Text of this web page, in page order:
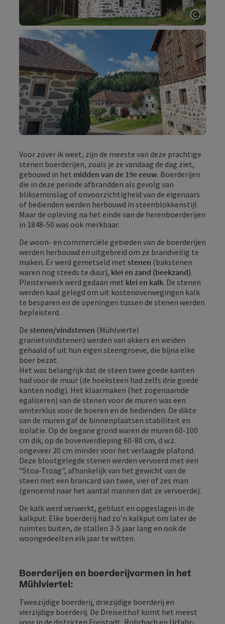
Start
Voor zover ik weet, zijn de meeste van deze prachtige
stenen boerderijen, zoals je ze vandaag de dag ziet,
gebouwd in het midden van de 19e eeuw. Boerderijen
die in deze periode afbrandden als gevolg van
blikseminslag of onvoorzichtigheid van de eigenaars
of bedienden werden herbouwd in steenblokkenstijl.
Maar de opleving na het einde van de herenboerderijen
in 1848-50 was ook merkbaar.
De woon- en commerciële gebieden van de boerderijen
werden herbouwd en uitgebreid om ze brandveilig te
maken. Er werd gemetseld met stenen (bakstenen
waren nog steeds te duur), klei en zand (beekzand).
Pleisterwerk werd gedaan met klei en kalk. De stenen
werden kaal gelegd om uit kostenoverwegingen kalk
te besparen en de openingen tussen de stenen werden
bepleisterd.
De stenen/vindstenen (Mühlviertel
granietvindstenen) werden van akkers en weiden
gehaald of uit hun eigen steengroeve, die bijna elke
boer bezat.
Het was belangrijk dat de steen twee goede kanten
had voor de muur (de hoeksteen had zelfs drie goede
kanten nodig). Het klaarmaken (het zogenaamde
egaliseren) van de stenen voor de muren was een
winterklus voor de boeren en de bedienden. De dikte
van de muren gaf de binnenplaatsen stabiliteit en
isolatie. Op de begane grond waren de muren 60-100
cm dik, op de bovenverdieping 60-80 cm, d.w.z.
ongeveer 20 cm minder voor het verlaagde plafond.
Deze blootgelegde stenen werden vervoerd met een
"Stoa-Troag", afhankelijk van het gewicht van de
steen met een brancard van twee, vier of zes man
(genoemd naar het aantal mannen dat ze vervoerde).
De kalk werd verwerkt, geblust en opgeslagen in de
kalkput. Elke boerderij had zo'n kalkput om later de
ruimtes buiten, de stallen 3-5 jaar lang en ook de
woongedeelten elk jaar te witten.
Boerderijen en boerderijvormen in het
Mühlviertel:
Tweezijdige boerderij, driezijdige boerderij en
vierzijdige boerderij. De Dreiseithof komt het meest
voor in de districten Freistadt, Rohrbach en Urfahr-